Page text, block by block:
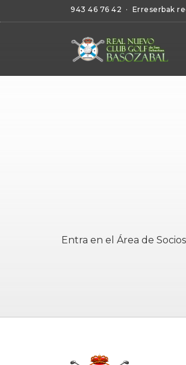
943 46 76 42 · Erreserbak
Entra en el Área de Socios